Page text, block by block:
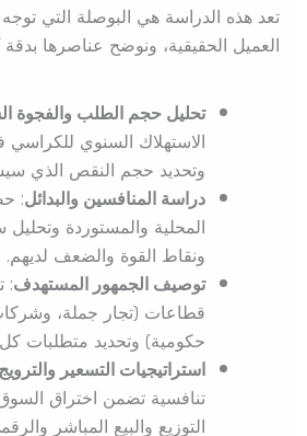
تعد هذه الدراسة هي البوصلة التي توجه
العميل الحقيقية، ونوضح عناصرها بدقة
تحليل حجم الطلب والفجوة
الاستهلاك السنوي للكراسي
وتحديد حجم النقص الذي
دراسة المنافسين والبدائل:
المحلية والمستوردة
ونقاط القوة والضعف لديهم.
توصيف الجمهور المستهدف:
قطاعات (تجار جملة،
حكومية) وتحديد متطلبات
استراتيجيات التسعير والترويج
تنافسية تضمن اختراق
التوزيع والبيع المباشر